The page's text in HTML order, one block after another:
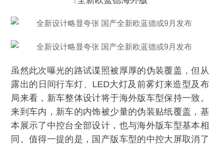
虽然此次曝光的路试谍照被厚厚的伪装覆盖，但从
露出的日间行车灯、LED大灯及前雾灯来造型及布
局来看，新车整体设计将于海外版车型保持一致。
来到车内，新车的内饰被少量的伪装贴纸覆盖，基
本展示了中控台全部设计，也与海外版车型基本相
同。值得一提的是，国产版车型的中控大屏取消了